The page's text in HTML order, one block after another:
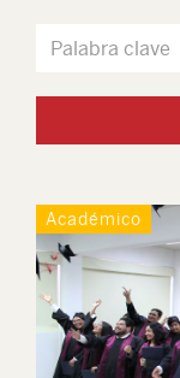
Académico